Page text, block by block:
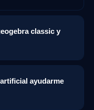
classic y
ayudarme